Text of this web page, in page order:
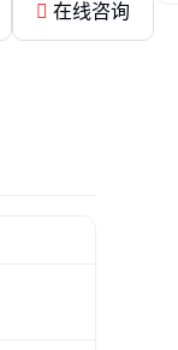
在线咨询